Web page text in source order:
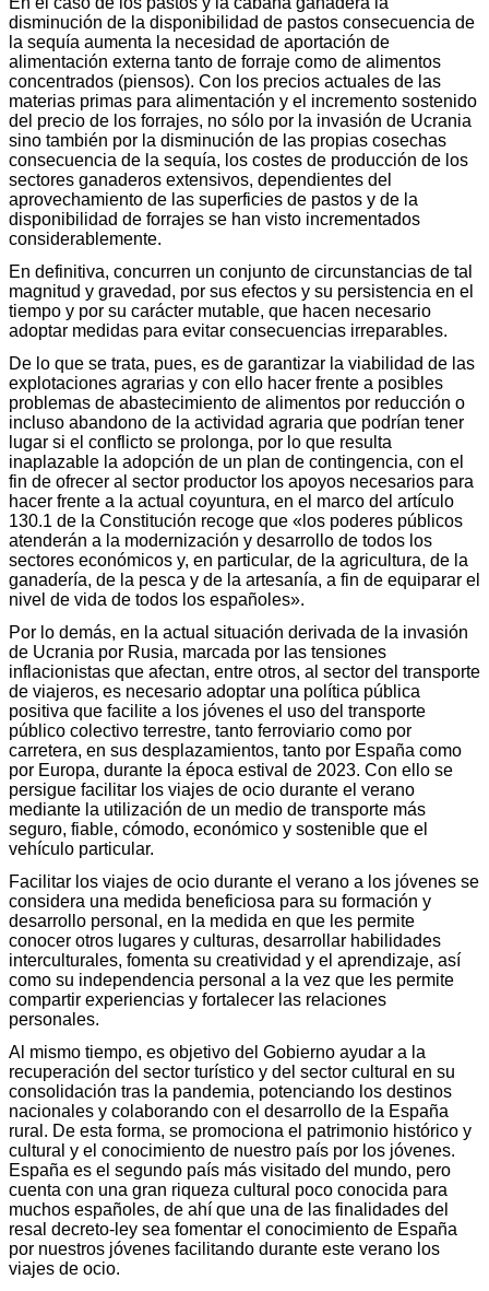
disminución de la disponibilidad de pastos consecuencia de
la sequía aumenta la necesidad de aportación de
alimentación externa tanto de forraje como de alimentos
concentrados (piensos). Con los precios actuales de las
materias primas para alimentación y el incremento sostenido
del precio de los forrajes, no sólo por la invasión de Ucrania
sino también por la disminución de las propias cosechas
consecuencia de la sequía, los costes de producción de los
sectores ganaderos extensivos, dependientes del
aprovechamiento de las superficies de pastos y de la
disponibilidad de forrajes se han visto incrementados
considerablemente.
En definitiva, concurren un conjunto de circunstancias de tal
magnitud y gravedad, por sus efectos y su persistencia en el
tiempo y por su carácter mutable, que hacen necesario
adoptar medidas para evitar consecuencias irreparables.
De lo que se trata, pues, es de garantizar la viabilidad de las
explotaciones agrarias y con ello hacer frente a posibles
problemas de abastecimiento de alimentos por reducción o
incluso abandono de la actividad agraria que podrían tener
lugar si el conflicto se prolonga, por lo que resulta
inaplazable la adopción de un plan de contingencia, con el
fin de ofrecer al sector productor los apoyos necesarios para
hacer frente a la actual coyuntura, en el marco del artículo
130.1 de la Constitución recoge que «los poderes públicos
atenderán a la modernización y desarrollo de todos los
sectores económicos y, en particular, de la agricultura, de la
ganadería, de la pesca y de la artesanía, a fin de equiparar el
nivel de vida de todos los españoles».
Por lo demás, en la actual situación derivada de la invasión
de Ucrania por Rusia, marcada por las tensiones
inflacionistas que afectan, entre otros, al sector del transporte
de viajeros, es necesario adoptar una política pública
positiva que facilite a los jóvenes el uso del transporte
público colectivo terrestre, tanto ferroviario como por
carretera, en sus desplazamientos, tanto por España como
por Europa, durante la época estival de 2023. Con ello se
persigue facilitar los viajes de ocio durante el verano
mediante la utilización de un medio de transporte más
seguro, fiable, cómodo, económico y sostenible que el
vehículo particular.
Facilitar los viajes de ocio durante el verano a los jóvenes se
considera una medida beneficiosa para su formación y
desarrollo personal, en la medida en que les permite
conocer otros lugares y culturas, desarrollar habilidades
interculturales, fomenta su creatividad y el aprendizaje, así
como su independencia personal a la vez que les permite
compartir experiencias y fortalecer las relaciones
personales.
Al mismo tiempo, es objetivo del Gobierno ayudar a la
recuperación del sector turístico y del sector cultural en su
consolidación tras la pandemia, potenciando los destinos
nacionales y colaborando con el desarrollo de la España
rural. De esta forma, se promociona el patrimonio histórico y
cultural y el conocimiento de nuestro país por los jóvenes.
España es el segundo país más visitado del mundo, pero
cuenta con una gran riqueza cultural poco conocida para
muchos españoles, de ahí que una de las finalidades del
resal decreto-ley sea fomentar el conocimiento de España
por nuestros jóvenes facilitando durante este verano los
viajes de ocio.